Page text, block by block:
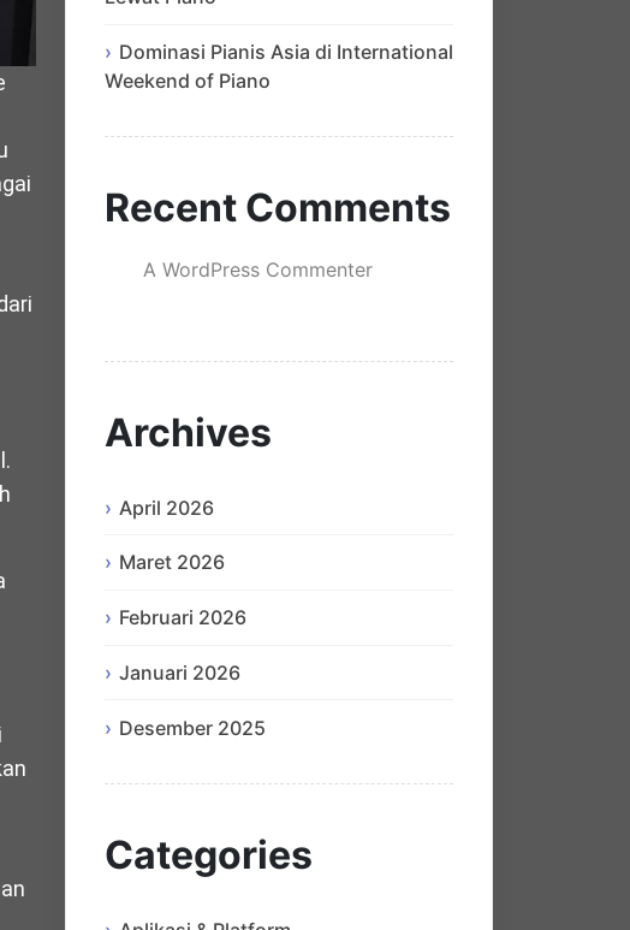
Dominasi Pianis Asia di International
Weekend of Piano
Recent Comments
A WordPress Commenter
Archives
April 2026
Maret 2026
Februari 2026
Januari 2026
Desember 2025
Categories